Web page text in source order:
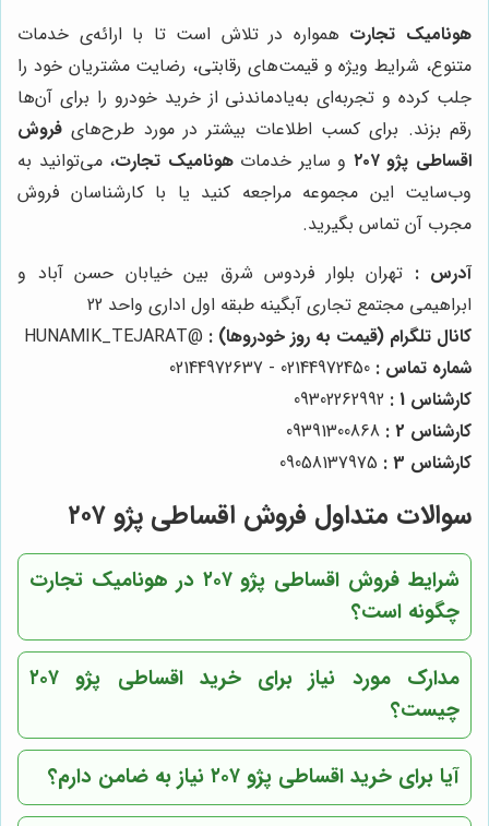
هونامیک تجارت همواره در تلاش است تا با ارائه‌ی خدمات
متنوع، شرایط ویژه و قیمت‌های رقابتی، رضایت مشتریان خود را
جلب کرده و تجربه‌ای به‌یادماندنی از خرید خودرو را برای آن‌ها
رقم بزند. برای کسب اطلاعات بیشتر در مورد طرح‌های فروش
اقساطی پژو ۲۰۷
و سایر خدماتهونامیک تجارت، می‌توانید به
وب‌سایت این مجموعه مراجعه کنید یا با کارشناسان فروش
مجرب آن تماس بگیرید.
آدرس : تهران بلوار فردوس شرق بین خیابان حسن آباد و
ابراهیمی مجتمع تجاری آبگینه طبقه اول اداری واحد 22
کانال تلگرام (قیمت به روز خودروها) : @HUNAMIK_TEJARAT
شماره تماس :
کارشناس 1 :
کارشناس 2 :
کارشناس 3 :
سوالات متداول فروش اقساطی پژو ۲۰۷
شرایط فروش اقساطی پژو ۲۰۷ در هونامیک تجارت
چگونه است؟
مدارک مورد نیاز برای خرید اقساطی پژو ۲۰۷
چیست؟
آیا برای خرید اقساطی پژو ۲۰۷ نیاز به ضامن دارم؟